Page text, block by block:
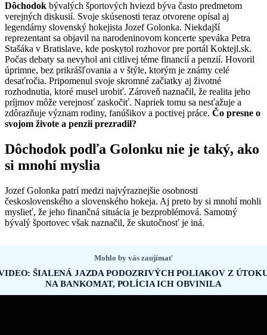
Dôchodok bývalých športových hviezd býva často predmetom
verejných diskusií. Svoje skúsenosti teraz otvorene opísal aj
legendárny slovenský hokejista Jozef Golonka. Niekdajší
reprezentant sa objavil na narodeninovom koncerte speváka Petra
Stašáka v Bratislave, kde poskytol rozhovor pre portál Koktejl.sk.
Počas debaty sa nevyhol ani citlivej téme financií a penzií. Hovoril
úprimne, bez prikrášľovania a v štýle, ktorým je známy celé
desaťročia. Pripomenul svoje skromné začiatky aj životné
rozhodnutia, ktoré musel urobiť. Zároveň naznačil, že realita jeho
príjmov môže verejnosť zaskočiť. Napriek tomu sa nesťažuje a
zdôrazňuje význam rodiny, fanúšikov a poctivej práce. Čo presne o
svojom živote a penzii prezradil?
Dôchodok podľa Golonku nie je taký, ako
si mnohí myslia
Jozef Golonka patrí medzi najvýraznejšie osobnosti
československého a slovenského hokeja. Aj preto by si mnohí mohli
myslieť, že jeho finančná situácia je bezproblémová. Samotný
bývalý športovec však naznačil, že skutočnosť je iná.
Mohlo by vás zaujímať
ŠIALENÁ JAZDA PODOZRIVÝCH POLIAKOV Z
NA BANKOMAT, POLÍCIA ICH OBVINILA